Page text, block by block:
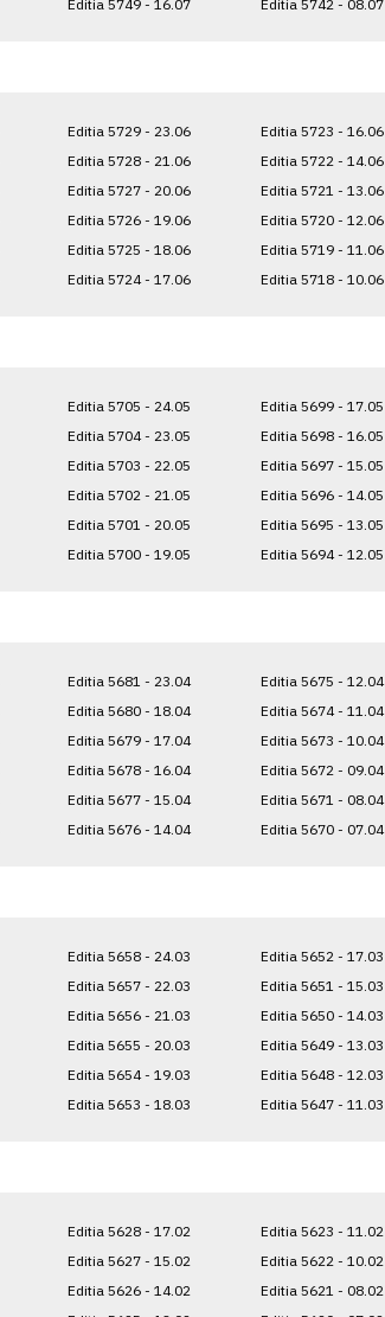
Editia 5749 - 16.07
Editia 5742 - 08.07
Editia 5729 - 23.06
Editia 5728 - 21.06
Editia 5727 - 20.06
Editia 5726 - 19.06
Editia 5725 - 18.06
Editia 5724 - 17.06
Editia 5723 - 16.06
Editia 5722 - 14.06
Editia 5721 - 13.06
Editia 5720 - 12.06
Editia 5719 - 11.06
Editia 5718 - 10.06
Editia 5705 - 24.05
Editia 5704 - 23.05
Editia 5703 - 22.05
Editia 5702 - 21.05
Editia 5701 - 20.05
Editia 5700 - 19.05
Editia 5699 - 17.05
Editia 5698 - 16.05
Editia 5697 - 15.05
Editia 5696 - 14.05
Editia 5695 - 13.05
Editia 5694 - 12.05
Editia 5681 - 23.04
Editia 5680 - 18.04
Editia 5679 - 17.04
Editia 5678 - 16.04
Editia 5677 - 15.04
Editia 5676 - 14.04
Editia 5675 - 12.04
Editia 5674 - 11.04
Editia 5673 - 10.04
Editia 5672 - 09.04
Editia 5671 - 08.04
Editia 5670 - 07.04
Editia 5658 - 24.03
Editia 5657 - 22.03
Editia 5656 - 21.03
Editia 5655 - 20.03
Editia 5654 - 19.03
Editia 5653 - 18.03
Editia 5652 - 17.03
Editia 5651 - 15.03
Editia 5650 - 14.03
Editia 5649 - 13.03
Editia 5648 - 12.03
Editia 5647 - 11.03
Editia 5628 - 17.02
Editia 5627 - 15.02
Editia 5626 - 14.02
Editia 5623 - 11.02
Editia 5622 - 10.02
Editia 5621 - 08.02